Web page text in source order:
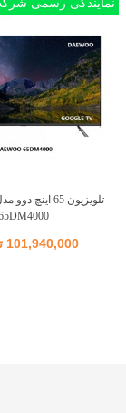
اضافه به
101,940,000 تومان